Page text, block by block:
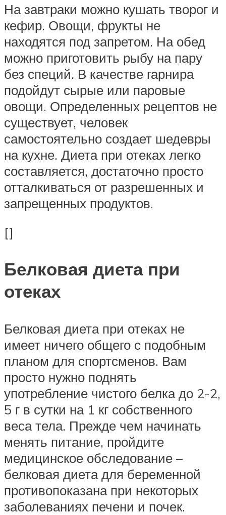
На завтраки можно кушать творог и
кефир. Овощи, фрукты не
находятся под запретом. На обед
можно приготовить рыбу на пару
без специй. В качестве гарнира
подойдут сырые или паровые
овощи. Определенных рецептов не
существует, человек
самостоятельно создает шедевры
на кухне. Диета при отеках легко
составляется, достаточно просто
отталкиваться от разрешенных и
запрещенных продуктов.
[]
Белковая диета при
отеках
Белковая диета при отеках не
имеет ничего общего с подобным
планом для спортсменов. Вам
просто нужно поднять
употребление чистого белка до 2-2,
5 г в сутки на 1 кг собственного
веса тела. Прежде чем начинать
менять питание, пройдите
медицинское обследование –
белковая диета для беременной
противопоказана при некоторых
заболеваниях печени и почек.